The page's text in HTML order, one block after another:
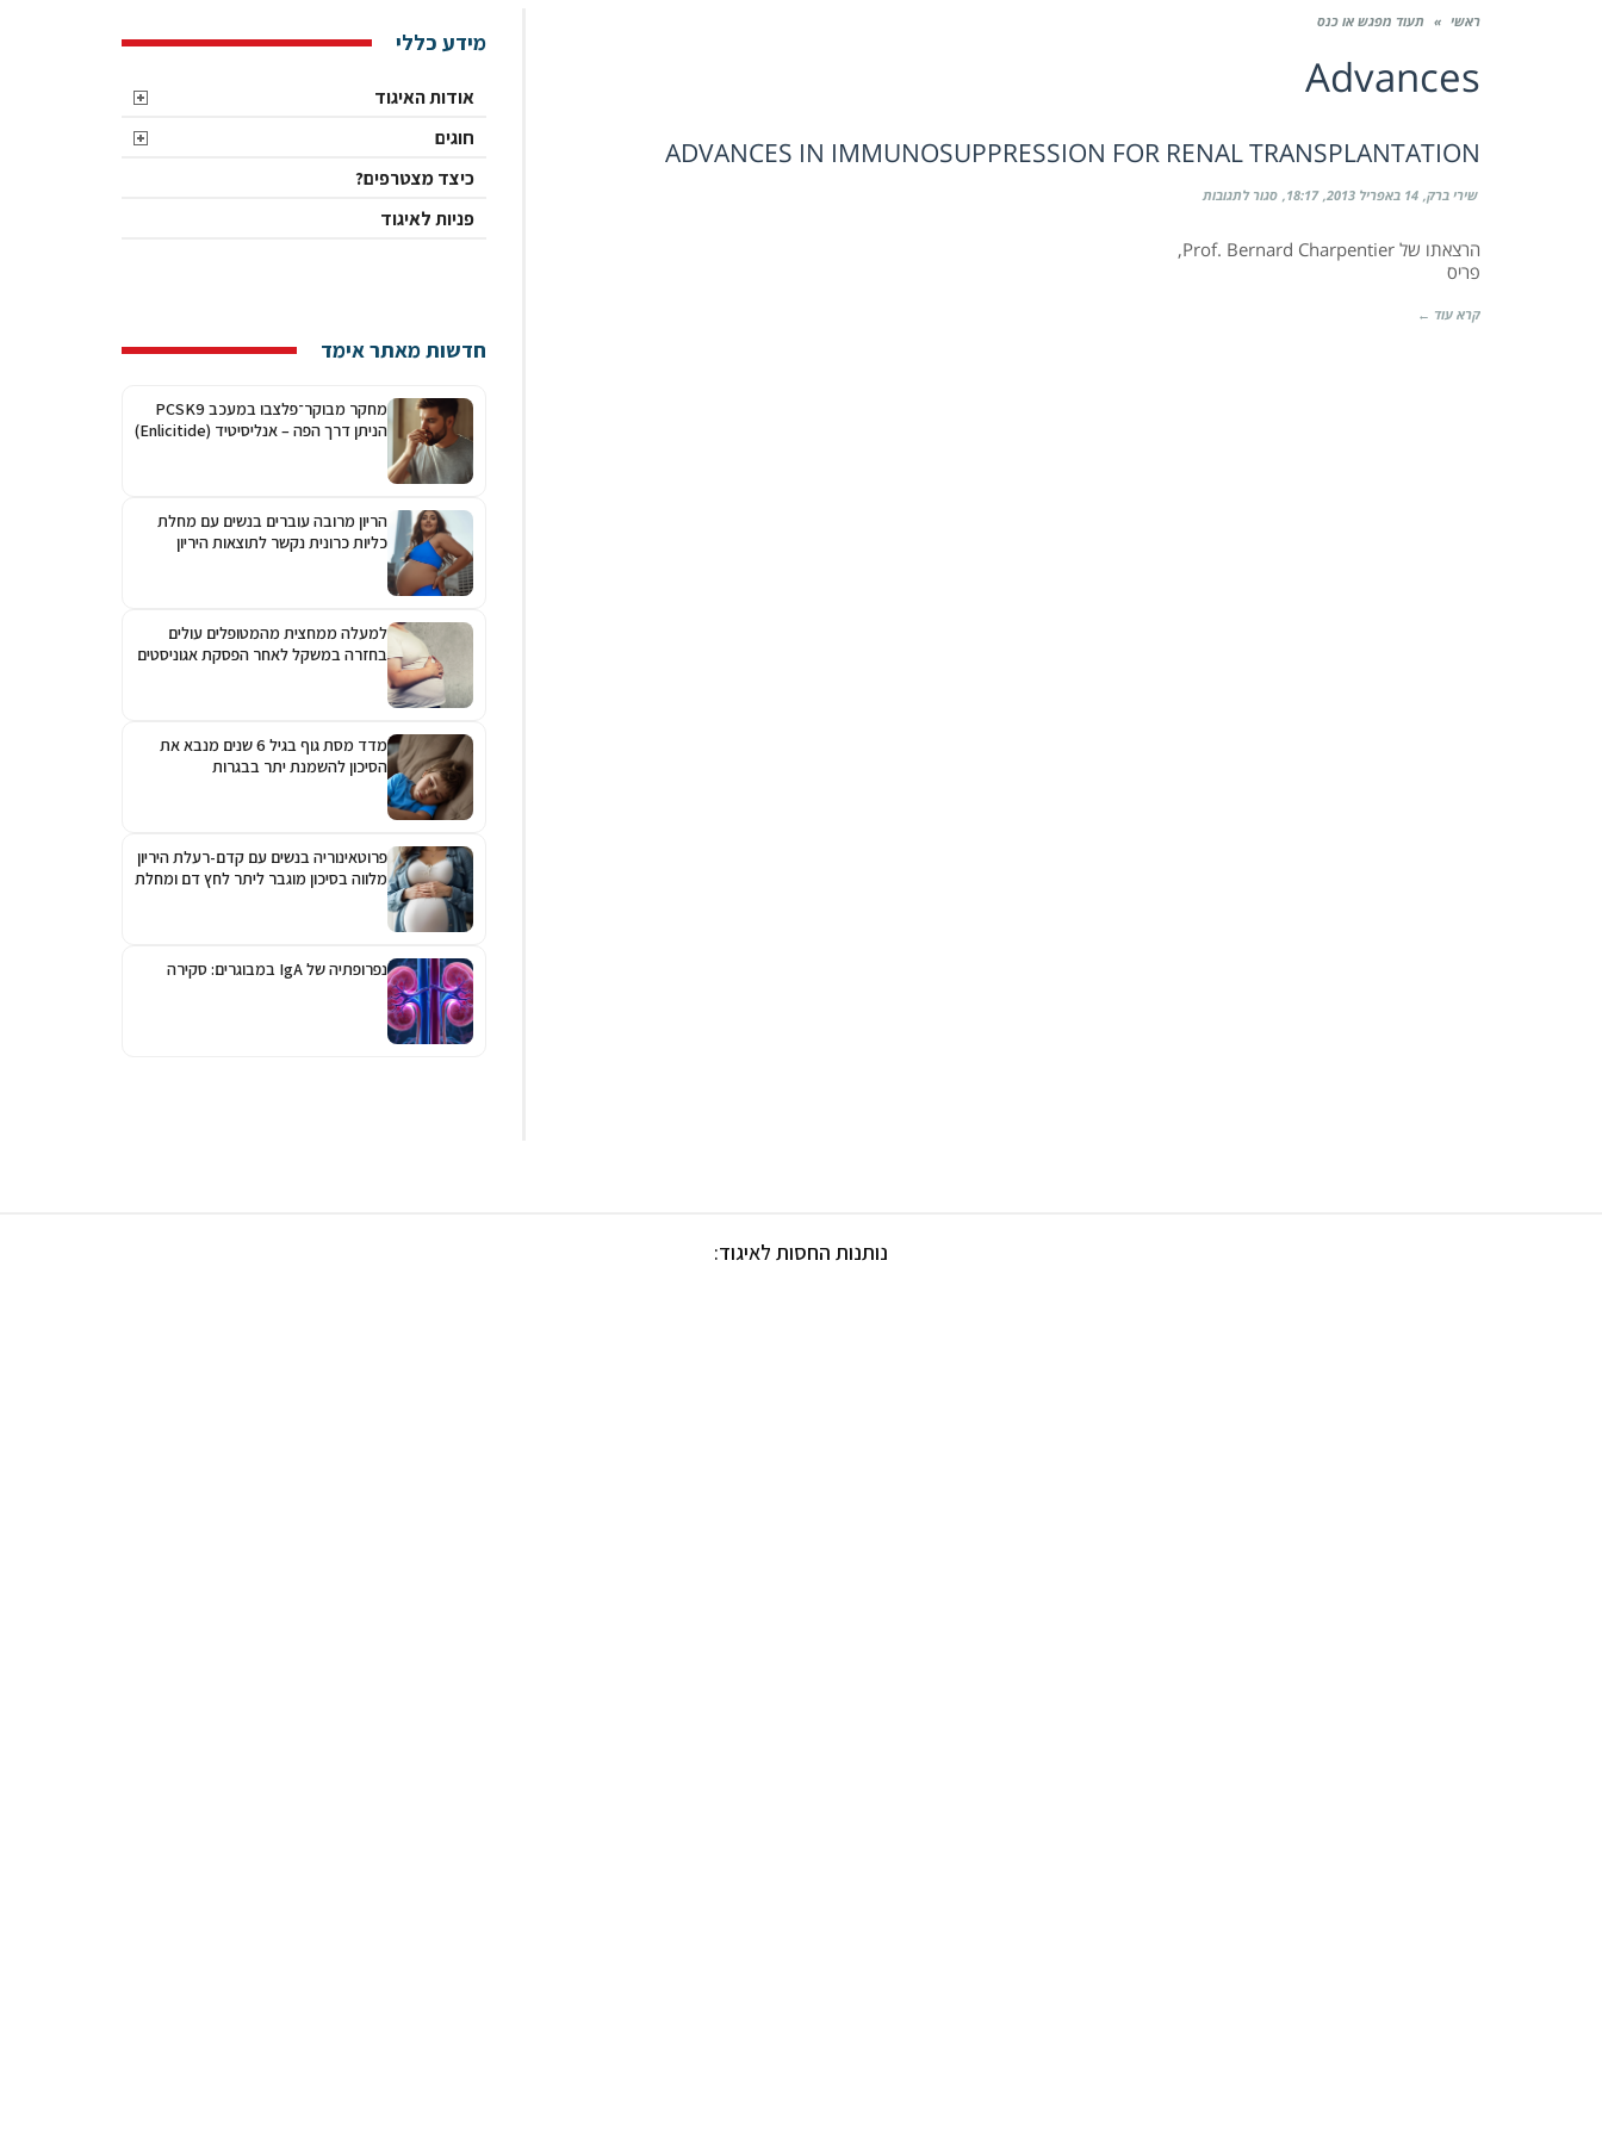
ראשי » תעוד מפגש או כנס
Advances
ADVANCES IN IMMUNOSUPPRESSION FOR RENAL TRANSPLANTATION
שירי ברק 14 באפריל 2013 18:17 סגור לתגובות
for
הרצאתו של Prof. Bernard Charpentier,
פריס
קרא עוד ←
מידע כללי
אודות האיגוד
חוגים
כיצד מצטרפים?
פניות לאיגוד
חדשות מאתר אימד
מחקר מבוקר־פלצבו במעכב PCSK9
הניתן דרך הפה – אנליסיטיד (Enlicitide)
הריון מרובה עוברים בנשים עם מחלת
כליות כרונית נקשר לתוצאות היריון
למעלה ממחצית מהמטופלים עולים
בחזרה במשקל לאחר הפסקת אגוניסטים
מדד מסת גוף בגיל 6 שנים מנבא את
הסיכון להשמנת יתר בבגרות
פרוטאינוריה בנשים עם קדם-רעלת היריון
מלווה בסיכון מוגבר ליתר לחץ דם ומחלת
נפרופתיה של IgA במבוגרים: סקירה
נותנות החסות לאיגוד: